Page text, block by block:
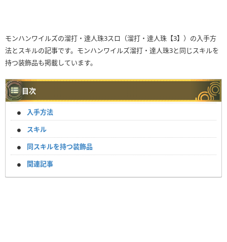
モンハンワイルズの溜打・達人珠3スロ（溜打・達人珠【3】）の入手方
法とスキルの記事です。モンハンワイルズ溜打・達人珠3と同じスキルを
持つ装飾品も掲載しています。
目次
入手方法
スキル
同スキルを持つ装飾品
関連記事